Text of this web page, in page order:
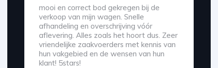
mooi en correct bod gekregen bij de
verkoop van mijn wagen. Snelle
afhandeling en overschrijving vóór
aflevering. Alles zoals het hoort dus. Zeer
vriendelijke zaakvoerders met kennis van
hun vakgebied en de wensen van hun
klant! 5stars!